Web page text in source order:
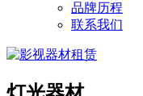
品牌历程
联系我们